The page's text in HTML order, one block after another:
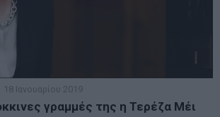
18 Ιανουαρίου 2019
γραμμές της η Τερέζα Μέι